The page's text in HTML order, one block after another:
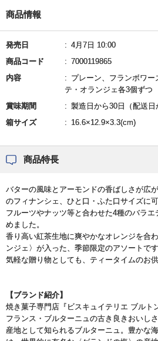
商品情報
発売日
4月7日 10:00
商品コード
7000119865
内容
プレーン、フランボワー
テ・オランジェ各3個ずつ
賞味期間
製造日から30日（配送日
箱サイズ
16.6×12.9×3.3(cm)
商品特長
バターの風味とアーモンドの香ばしさが広
のフィナンシェ、ひと口・ふた口サイズに
フルーツやナッツ等と合わせた4種のバラ
めました。
香り高い紅茶生地に爽やかなオレンジを合
ンジェ〉が入った、季節限定のアソートです
気軽な贈り物としても、ティータイムのお
【ブランド紹介】
焼き菓子専門店『ビスキュイテリエ ブルト
フランス・ブルターニュの古き良きおいし
産地として知られるブルターニュ。豊かな